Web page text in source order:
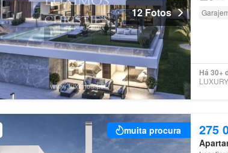
12 Fotos
Há 30+
muita procura 275